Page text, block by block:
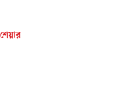
শেয়ার